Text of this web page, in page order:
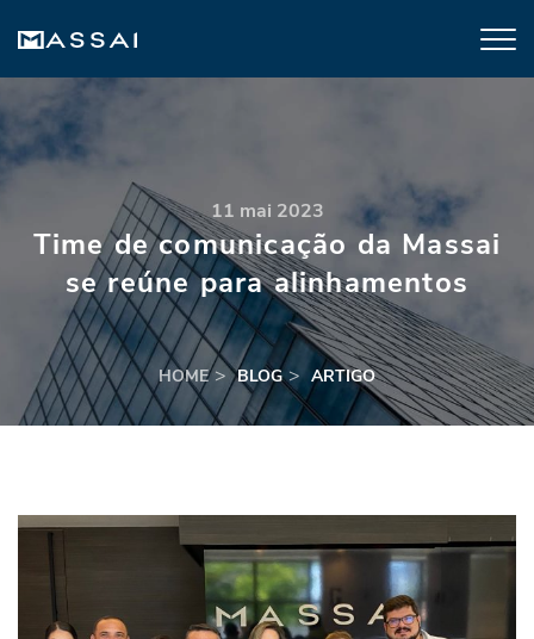
11 mai 2023
Time de comunicação da Massai
se reúne para alinhamentos
HOME BLOG ARTIGO